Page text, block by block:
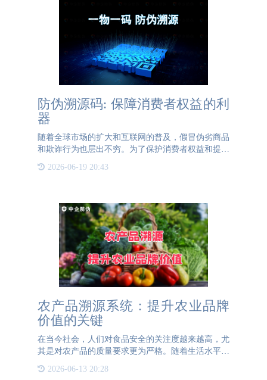
防伪溯源码: 保障消费者权益的利
器
随着全球市场的扩大和互联网的普及，假冒伪劣商品
和欺诈行为也层出不穷。为了保护消费者权益和提高
市场透明度，防伪溯源码作为一种有效的安全措施逐
渐受到消费者的重视。本文将探讨防伪溯源码对消费
2026-06-19 20:43
农产品溯源系统：提升农业品牌
价值的关键
在当今社会，人们对食品安全的关注度越来越高，尤
其是对农产品的质量要求更为严格。随着生活水平的
品，这主要是因为这些产品通常都有溯源系统支持。
2026-06-13 20:28